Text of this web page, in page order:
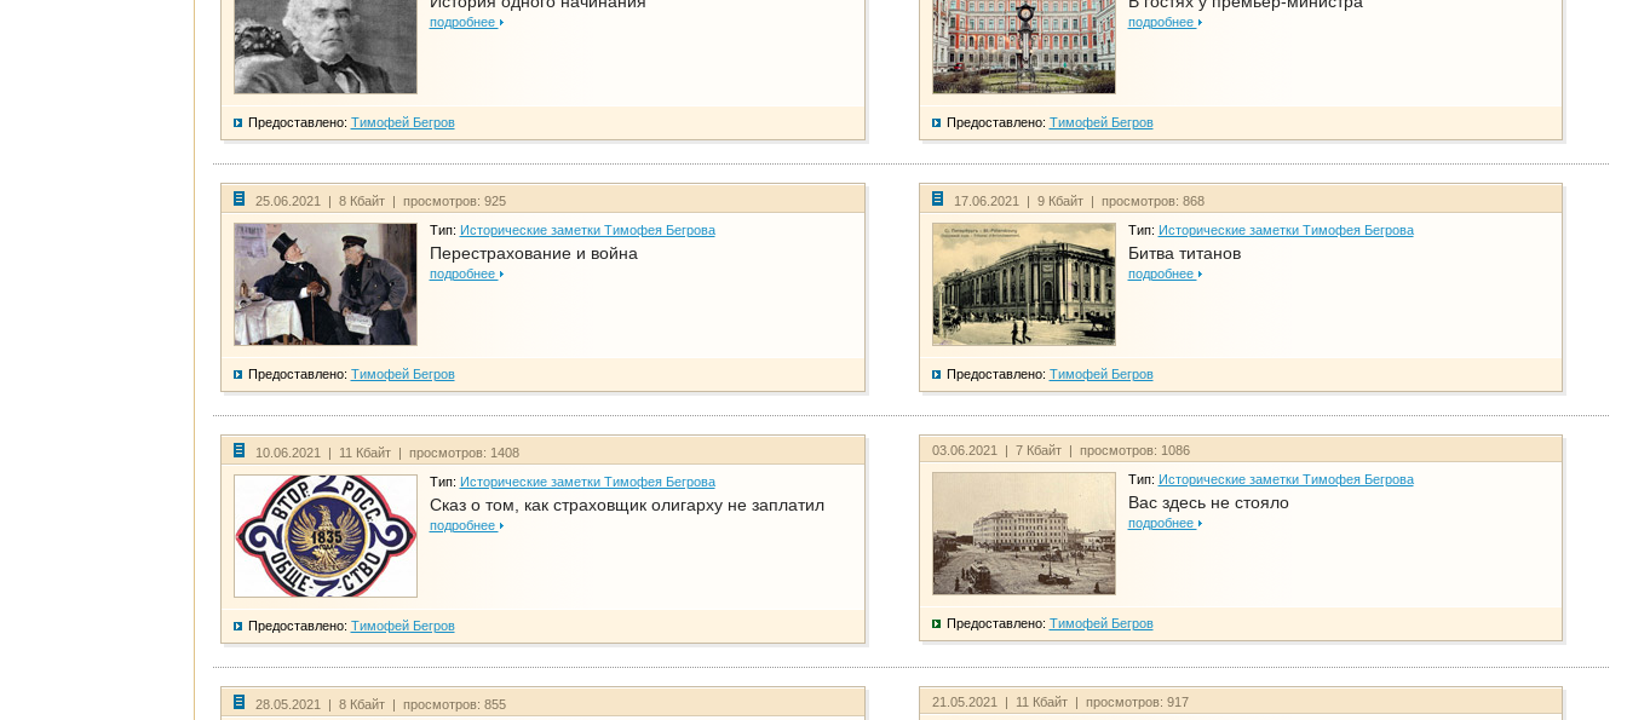
подробнее
Предоставлено: Тимофей Бегров
подробнее
Предоставлено: Тимофей Бегров
25.06.2021 | 8 Кбайт | просмотров: 925
Тип: Исторические заметки Тимофея Бегрова
Перестрахование и война
подробнее
Предоставлено: Тимофей Бегров
17.06.2021 | 9 Кбайт | просмотров: 868
Тип: Исторические заметки Тимофея Бегрова
Битва титанов
подробнее
Предоставлено: Тимофей Бегров
10.06.2021 | 11 Кбайт | просмотров: 1408
Тип: Исторические заметки Тимофея Бегрова
Сказ о том, как страховщик олигарху не заплатил
подробнее
Предоставлено: Тимофей Бегров
03.06.2021 | 7 Кбайт | просмотров: 1086
Тип: Исторические заметки Тимофея Бегрова
Вас здесь не стояло
подробнее
Предоставлено: Тимофей Бегров
28.05.2021 | 8 Кбайт | просмотров: 855 21.05.2021 | 11 Кбайт | просмотров: 917